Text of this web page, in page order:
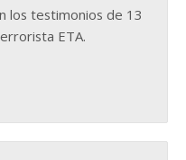
los testimonios de 13
ETA.